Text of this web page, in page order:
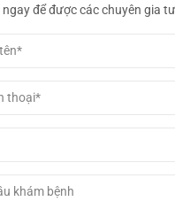
để được các chuyên gia